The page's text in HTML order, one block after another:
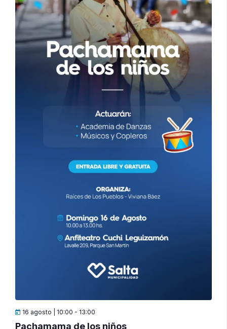
16 agosto | 10:00 - 13:00
Pachamama de los niños